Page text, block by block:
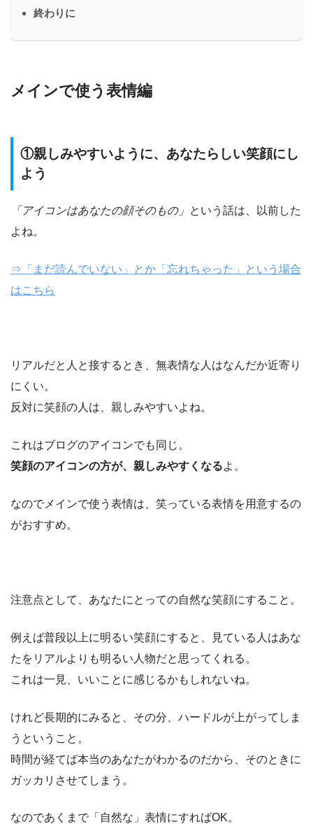
終わりに
メインで使う表情編
①親しみやすいように、あなたらしい笑顔にし
よう
「アイコンはあなたの顔そのもの」 という話は、以前した
よね。
⇒「まだ読んでいない」とか「忘れちゃった」という場合
はこちら
リアルだと人と接するとき、無表情な人はなんだか近寄り
にくい。
反対に笑顔の人は、親しみやすいよね。
これはブログのアイコンでも同じ。
笑顔のアイコンの方が、親しみやすくなるよ。
なのでメインで使う表情は、笑っている表情を用意するの
がおすすめ。
注意点として、あなたにとっての自然な笑顔にすること。
例えば普段以上に明るい笑顔にすると、見ている人はあな
たをリアルよりも明るい人物だと思ってくれる。
これは一見、いいことに感じるかもしれないね。
けれど長期的にみると、その分、ハードルが上がってしま
うということ。
時間が経てば本当のあなたがわかるのだから、そのときに
ガッカリさせてしまう。
なのであくまで「自然な」表情にすればOK。